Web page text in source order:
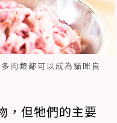
肉類都可以成為貓咪良
，但牠們的主要